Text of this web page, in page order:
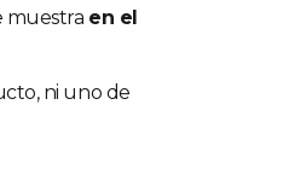
muestra en el
ni uno de